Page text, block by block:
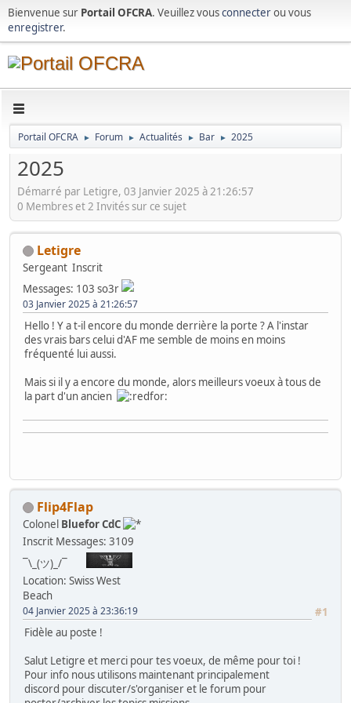
Bienvenue sur Portail OFCRA. Veuillez vousconnecterou vous
enregistrer.
Portail OFCRA ► Forum ► Actualités ► Bar ► 2025
2025
Démarré par Letigre, 03 Janvier 2025 à 21:26:57
0 Membres et 2 Invités sur ce sujet
Letigre
Sergeant Inscrit
Messages: 103 so3r
03 Janvier 2025 à 21:26:57
Hello ! Y a t-il encore du monde derrière la porte ? A l'instar
des vrais bars celui d'AF me semble de moins en moins
fréquenté lui aussi.
Mais si il y a encore du monde, alors meilleurs voeux à tous de
la part d'un ancien
Flip4Flap
Colonel Bluefor CdC
Inscrit Messages: 3109
¯\_(ツ)_/¯
Location: Swiss West
Beach
#1
04 Janvier 2025 à 23:36:19
Fidèle au poste !
Salut Letigre et merci pour tes voeux, de même pour toi !
Pour info nous utilisons maintenant principalement
discord pour discuter/s'organiser et le forum pour